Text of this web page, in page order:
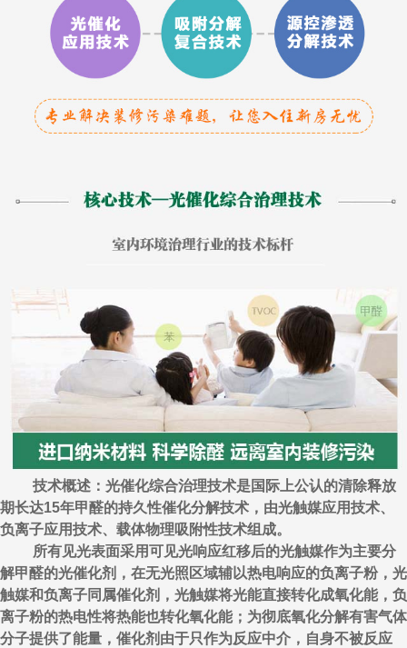
技术概述：光催化综合治理技术是国际上公认的清除释放
期长达15年甲醛的持久性催化分解技术，由光触媒应用技术、
负离子应用技术、载体物理吸附性技术组成。
所有见光表面采用可见光响应红移后的光触媒作为主要分
解甲醛的光催化剂，在无光照区域辅以热电响应的负离子粉，光
触媒和负离子同属催化剂，光触媒将光能直接转化成氧化能，负
离子粉的热电性将热能也转化氧化能；为彻底氧化分解有害气体
分子提供了能量，催化剂由于只作为反应中介，自身不被反应